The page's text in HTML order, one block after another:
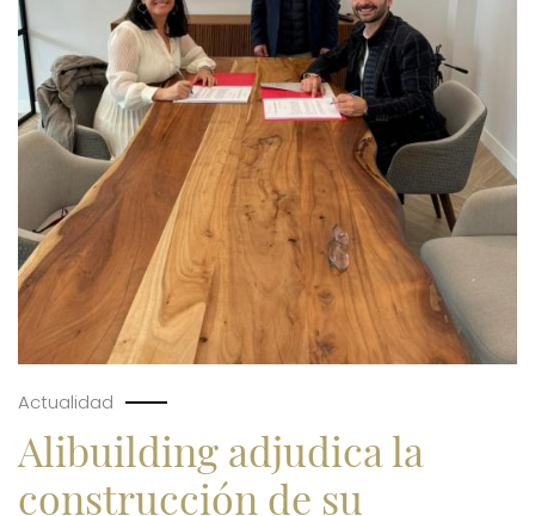
Actualidad
Alibuilding adjudica la
construcción de su